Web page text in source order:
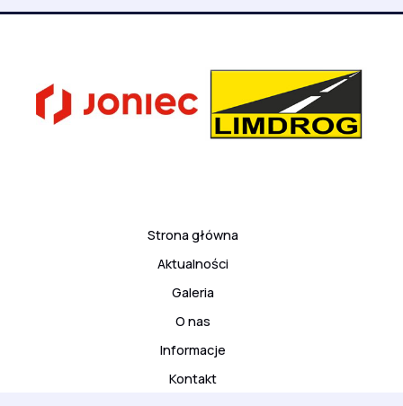
Strona główna
Aktualności
Galeria
O nas
Informacje
Kontakt